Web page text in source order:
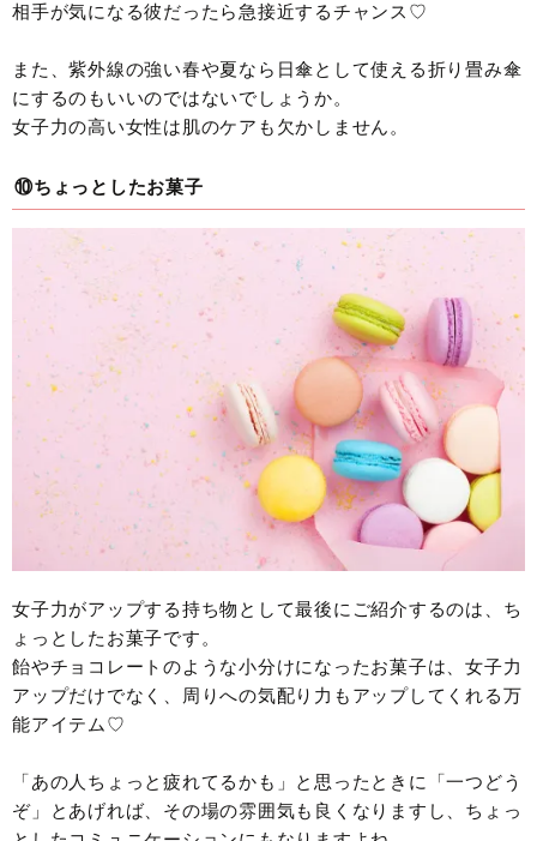
相手が気になる彼だったら急接近するチャンス♡
また、紫外線の強い春や夏なら日傘として使える折り畳み傘
にするのもいいのではないでしょうか。
女子力の高い女性は肌のケアも欠かしません。
⑩ちょっとしたお菓子
女子力がアップする持ち物として最後にご紹介するのは、ち
ょっとしたお菓子です。
飴やチョコレートのような小分けになったお菓子は、女子力
アップだけでなく、周りへの気配り力もアップしてくれる万
能アイテム♡
「あの人ちょっと疲れてるかも」と思ったときに「一つどう
ぞ」とあげれば、その場の雰囲気も良くなりますし、ちょっ